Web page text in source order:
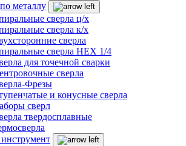
металлу
сверла ц/х
сверла к/х
сверла
сверла HEX 1/4
для точечной сварки
сверла
Фрезы
и конусные сверла
сверл
твердосплавные